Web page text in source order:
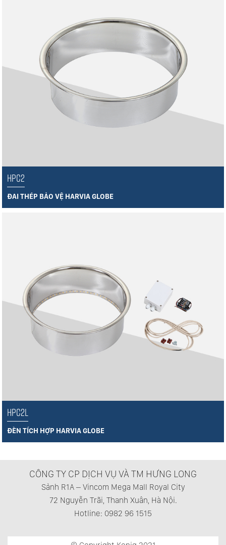
HPC2
ĐAI THÉP BẢO VỆ HARVIA GLOBE
HPC2L
ĐÈN TÍCH HỢP HARVIA GLOBE
CÔNG TY CP DỊCH VỤ VÀ TM HƯNG LONG
Sảnh R1A – Vincom Mega Mall Royal City
72 Nguyễn Trãi, Thanh Xuân, Hà Nội.
Hotline: 0982 96 1515